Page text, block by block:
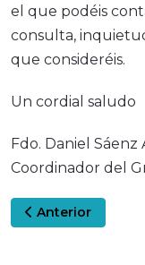
el que podéis
consulta,
que consideréis.
Un cordial saludo
Fdo. Daniel Sáenz
Coordinador del
Artículo anterior:
Anterior